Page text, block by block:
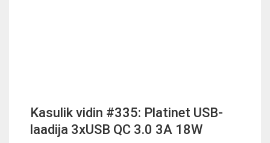
Kasulik vidin #335: Platinet USB-
laadija 3xUSB QC 3.0 3A 18W